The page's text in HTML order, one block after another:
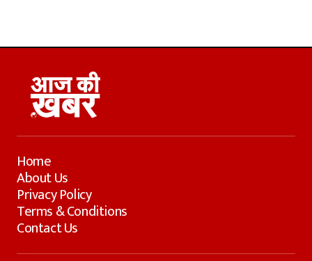
Home
About Us
Privacy Policy
Terms & Conditions
Contact Us